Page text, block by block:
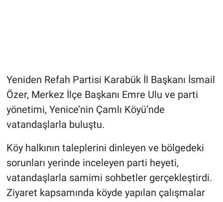
Yeniden Refah Partisi Karabük İl Başkanı İsmail
Özer, Merkez İlçe Başkanı Emre Ulu ve parti
yönetimi, Yenice’nin Çamlı Köyü’nde
vatandaşlarla buluştu.
Köy halkının taleplerini dinleyen ve bölgedeki
sorunları yerinde inceleyen parti heyeti,
vatandaşlarla samimi sohbetler gerçekleştirdi.
Ziyaret kapsamında köyde yapılan çalışmalar